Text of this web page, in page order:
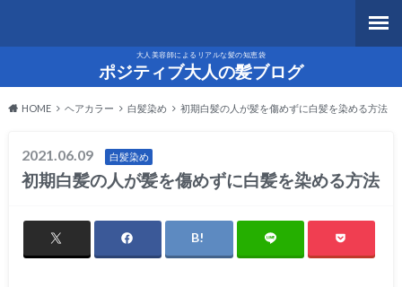
大人美容師によるリアルな髪の知恵袋
ポジティブ大人の髪ブログ
HOME ヘアカラー 白髪染め 初期白髪の人が髪を傷めずに白髪を染める方法
2021.06.09 白髪染め
初期白髪の人が髪を傷めずに白髪を染める方法